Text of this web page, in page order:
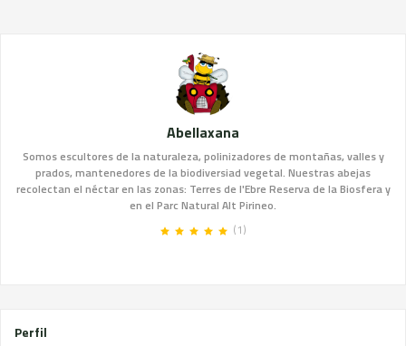
Abellaxana
Somos escultores de la naturaleza, polinizadores de montañas, valles y
prados, mantenedores de la biodiversiad vegetal. Nuestras abejas
recolectan el néctar en las zonas: Terres de l'Ebre Reserva de la Biosfera y
en el Parc Natural Alt Pirineo.
(1)
Perfil